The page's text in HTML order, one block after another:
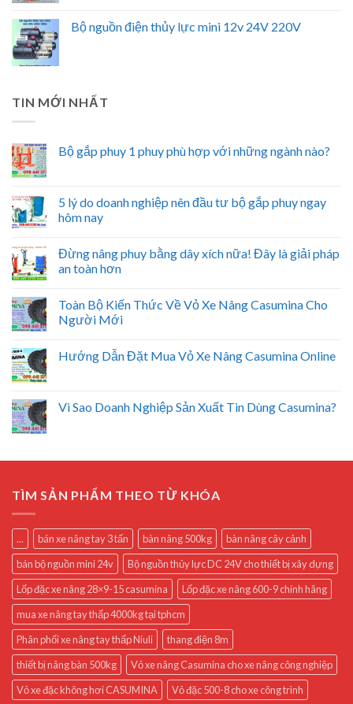
Bộ nguồn điện thủy lực mini 12v 24V 220V
TIN MỚI NHẤT
Bộ gắp phuy 1 phuy phù hợp với những ngành nào?
5 lý do doanh nghiệp nên đầu tư bộ gắp phuy ngay
hôm nay
Đừng nâng phuy bằng dây xích nữa! Đây là giải pháp
an toàn hơn
Toàn Bộ Kiến Thức Về Vỏ Xe Nâng Casumina Cho
Người Mới
Hướng Dẫn Đặt Mua Vỏ Xe Nâng Casumina Online
Vì Sao Doanh Nghiệp Sản Xuất Tin Dùng Casumina?
TÌM SẢN PHẨM THEO TỪ KHÓA
... bán xe nâng tay 3 tấn bàn nâng 500kg
bàn nâng cây cảnh
bán bộ nguồn mini 24v
Bộ nguồn thủy lực DC 24V cho thiết bị xây dựng
Lốp đặc xe nâng 28×9-15 casumina
Lốp đặc xe nâng 600-9 chính hãng
mua xe nâng tay thấp 4000kg tại tphcm
Phân phối xe nâng tay thấp Niuli
thang điện 8m
thiết bị nâng bàn 500kg
Vỏ xe nâng Casumina cho xe nâng công nghiệp
Vỏ xe đặc không hơi CASUMINA
Vỏ đặc 500-8 cho xe công trình